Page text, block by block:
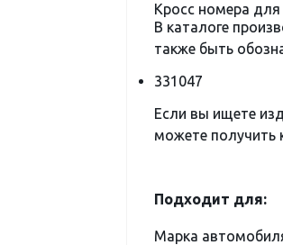
Кросс номера для
В каталоге
также быть
331047
Если вы ищете
можете получить
Подходит для:
Марка